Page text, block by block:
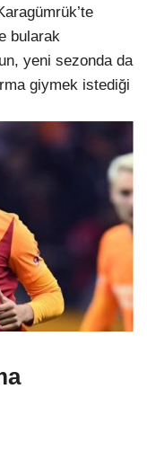
bularak
yeni sezonda da
giymek istediği